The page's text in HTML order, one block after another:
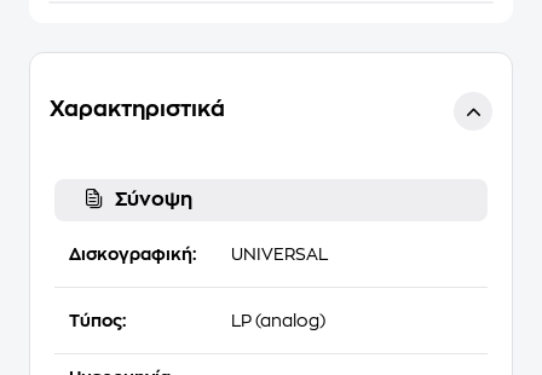
Χαρακτηριστικά
Σύνοψη
Δισκογραφική: UNIVERSAL
Τύπος: LP (analog)